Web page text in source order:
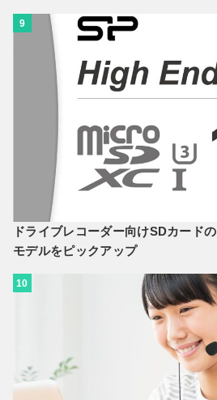
9
ドライブレコーダー向けSDカード
モデルをピックアップ
10